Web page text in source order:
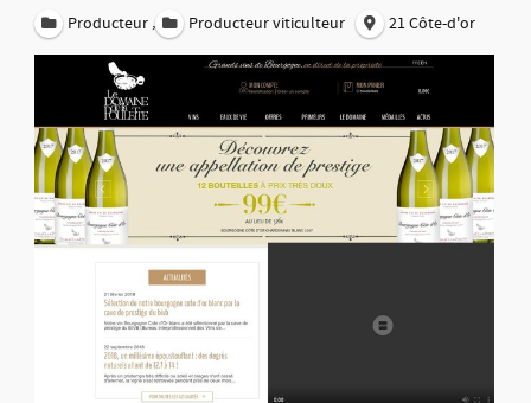
Producteur , Producteur viticulteur 21 Côte-d'or